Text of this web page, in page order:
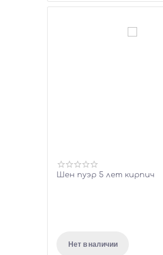
Шен пуэр 5 лет кирпич
Нет в наличии